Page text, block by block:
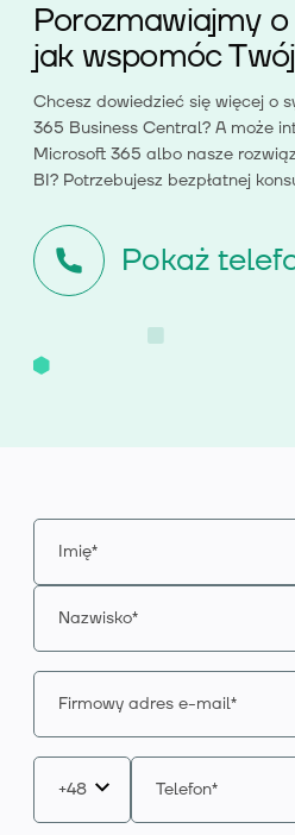
Porozmawiajmy
jak wspomóc
Chcesz dowiedzieć się więcej o
365 Business Central? A może
Microsoft 365 albo nasze
BI? Potrzebujesz bezpłatnej
Pokaż